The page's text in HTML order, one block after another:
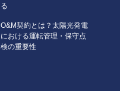
る
O&M契約とは？太陽光発電
における運転管理・保守点
検の重要性